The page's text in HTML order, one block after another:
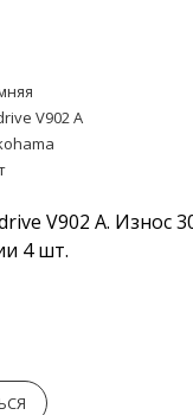
V902 A
V902 A. Износ
4 шт.